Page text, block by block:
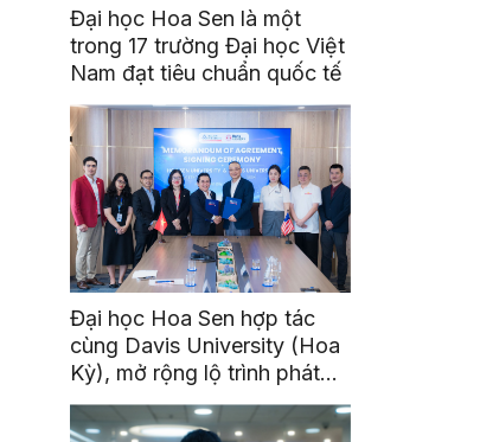
Đại học Hoa Sen là một
trong 17 trường Đại học Việt
Nam đạt tiêu chuẩn quốc tế
Đại học Hoa Sen hợp tác
cùng Davis University (Hoa
Kỳ), mở rộng lộ trình phát
triển toàn cầu cho sinh viên